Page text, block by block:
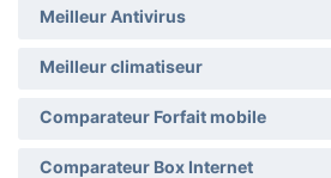
Meilleur Antivirus
Meilleur climatiseur
Comparateur Forfait mobile
Comparateur Box Internet